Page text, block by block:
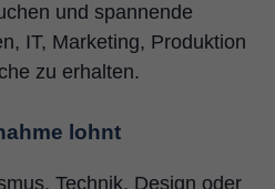
und spannende
IT, Marketing, Produktion
zu erhalten.
lohnt
Technik, Design oder